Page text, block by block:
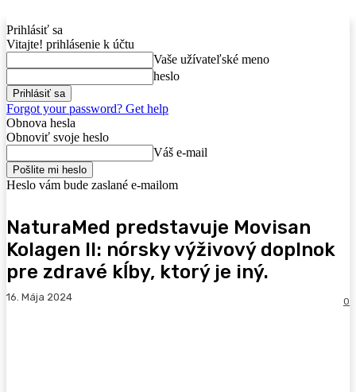
Prihlásiť sa
Vitajte! prihlásenie k účtu
Vaše užívateľské meno
heslo
Forgot your password? Get help
Obnova hesla
Obnoviť svoje heslo
Váš e-mail
Heslo vám bude zaslané e-mailom
NaturaMed predstavuje Movisan
Kolagen II: nórsky výživový doplnok
pre zdravé kĺby, ktorý je iný.
16. Mája 2024 0